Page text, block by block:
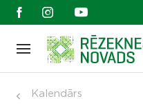
Kalendārs